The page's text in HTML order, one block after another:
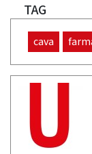
TAG
cava